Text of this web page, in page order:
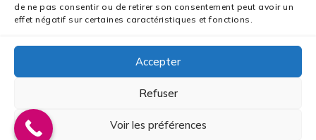
de ne pas consentir ou de retirer son consentement peut avoir un
effet négatif sur certaines caractéristiques et fonctions.
Accepter
Refuser
Voir les préférences
Nos partenaires
2024 © Tous droits réservés par AZS ASSURANCES
Création Site WordPress